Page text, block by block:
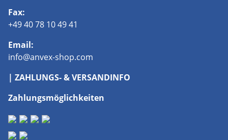
Fax:
+49 40 78 10 49 41
Email:
info@anvex-shop.com
| ZAHLUNGS- & VERSANDINFO
Zahlungsmöglichkeiten